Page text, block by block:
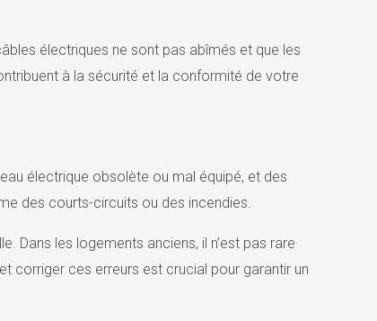
électriques ne sont pas abîmés et que les
à la sécurité et la conformité de votre
électrique obsolète ou mal équipé, et des
des courts-circuits ou des incendies.
Dans les logements anciens, il n’est pas rare
corriger ces erreurs est crucial pour garantir un